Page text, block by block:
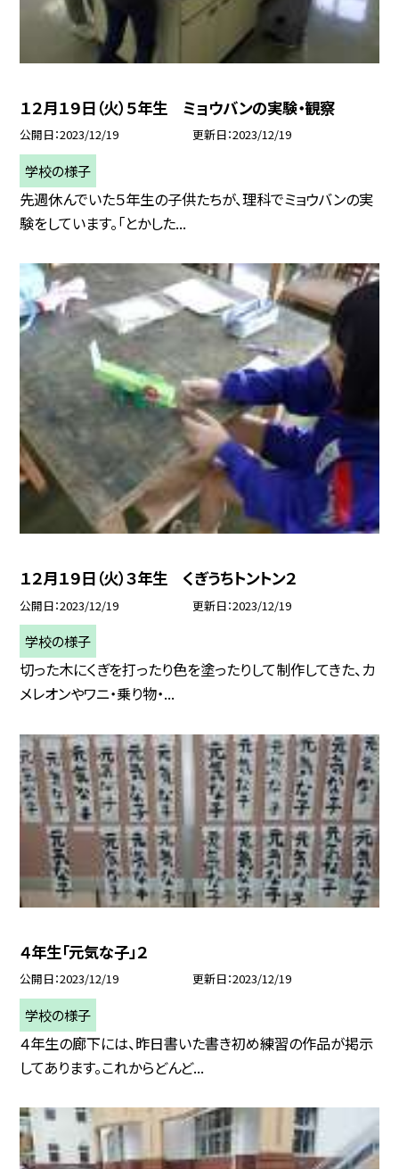
１２月１９日（火）５年生 ミョウバンの実験・観察
公開日 2023/12/19 更新日 2023/12/19
学校の様子
先週休んでいた５年生の子供たちが、理科でミョウバンの実
験をしています。「とかした...
１２月１９日（火）３年生 くぎうちトントン２
公開日 2023/12/19 更新日 2023/12/19
学校の様子
切った木にくぎを打ったり色を塗ったりして制作してきた、カ
メレオンやワニ・乗り物・...
４年生「元気な子」２
公開日 2023/12/19 更新日 2023/12/19
学校の様子
４年生の廊下には、昨日書いた書き初め練習の作品が掲示
してあります。これからどんど...